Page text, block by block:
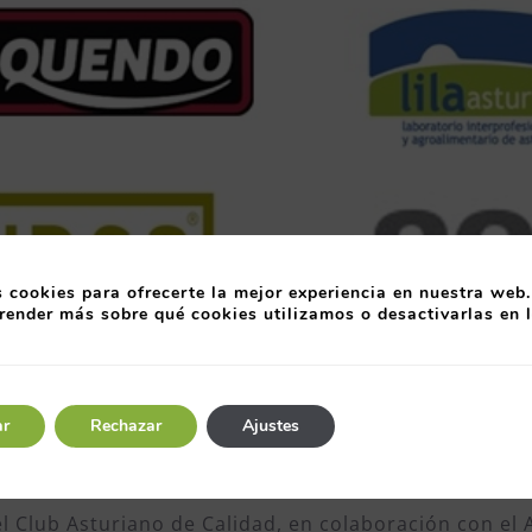
a sus socios +15 en el
Club Asturiano de Calidad, en colaboración con el
cookies para ofrecerte la mejor experiencia en nuestra web.
más sobre qué cookies utilizamos o desactivarlas en
Rechazar Ajustes